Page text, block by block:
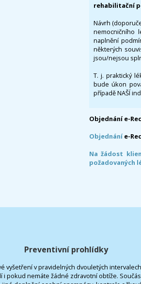
rehabilitační
Návrh
nemocničního
naplnění
některých
jsou/nejsou
T. j. praktický
bude úkon
případě NAŠÍ
Objednání e-
Objednáníe-
Na žádost
požadovaných
Preventivní prohlídky
vyšetření v pravidelných dvouletých
i pokud nemáte žádné zdravotní obtíže.